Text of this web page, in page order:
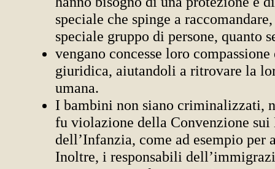
speciale che spinge a
speciale gruppo di persone, quanto
vengano concesse loro
giuridica, aiutandoli a ritrovare la
umana.
I bambini non siano criminalizzati,
fu violazione della Convenzione
dell’Infanzia, come ad esempio per
Inoltre, i responsabili